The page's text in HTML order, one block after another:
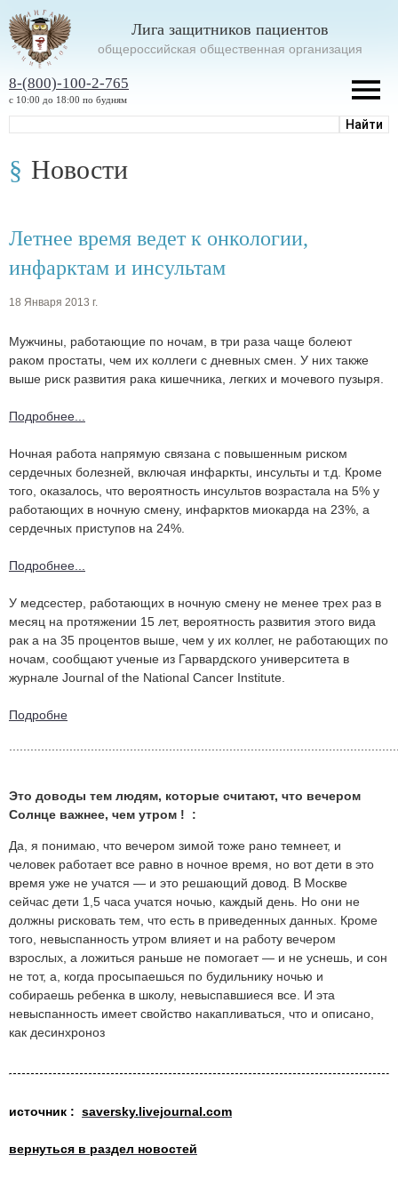
Лига защитников пациентов
oбщероссийская общественная организация
8-(800)-100-2-765
с 10:00 до 18:00 по будням
Новости
Летнее время ведет к онкологии,
инфарктам и инсультам
18 Января 2013 г.
Мужчины, работающие по ночам, в три раза чаще болеют
раком простаты, чем их коллеги с дневных смен. У них также
выше риск развития рака кишечника, легких и мочевого пузыря.
Подробнее...
Ночная работа напрямую связана с повышенным риском
сердечных болезней, включая инфаркты, инсульты и т.д. Кроме
того, оказалось, что вероятность инсультов возрастала на 5% у
работающих в ночную смену, инфарктов миокарда на 23%, а
сердечных приступов на 24%.
Подробнее...
У медсестер, работающих в ночную смену не менее трех раз в
месяц на протяжении 15 лет, вероятность развития этого вида
рак а на 35 процентов выше, чем у их коллег, не работающих по
ночам, сообщают ученые из Гарвардского университета в
журнале Journal of the National Cancer Institute.
Подробне
Это доводы тем людям, которые считают, что вечером
Солнце важнее, чем утром ! :
Да, я понимаю, что вечером зимой тоже рано темнеет, и
человек работает все равно в ночное время, но вот дети в это
время уже не учатся — и это решающий довод. В Москве
сейчас дети 1,5 часа учатся ночью, каждый день. Но они не
должны рисковать тем, что есть в приведенных данных. Кроме
того, невыспанность утром влияет и на работу вечером
взрослых, а ложиться раньше не помогает — и не уснешь, и сон
не тот, а, когда просыпаешься по будильнику ночью и
собираешь ребенка в школу, невыспавшиеся все. И эта
невыспанность имеет свойство накапливаться, что и описано,
как десинхроноз
источник : saversky.livejournal.com
вернуться в раздел новостей